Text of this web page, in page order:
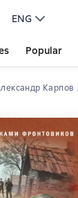
ENG
Popular
Александр Карпов